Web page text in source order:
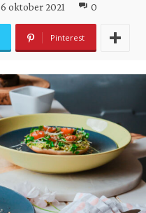
6 oktober 2021 0
Pinterest